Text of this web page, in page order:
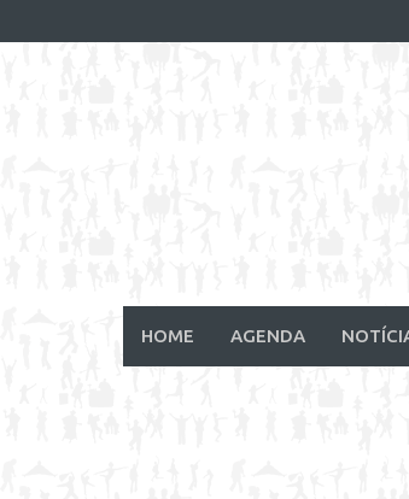
to
HOME AGENDA